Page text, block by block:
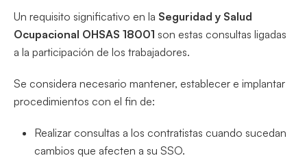
Un requisito significativo en la Seguridad y Salud
Ocupacional OHSAS 18001 son estas consultas ligadas
a la participación de los trabajadores.
Se considera necesario mantener, establecer e implantar
procedimientos con el fin de:
Realizar consultas a los contratistas cuando sucedan
cambios que afecten a su SSO.